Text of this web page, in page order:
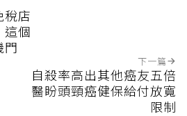
稅店
這個
門
下一篇
自殺率高出其他癌友五倍
醫盼頭頸癌健保給付放寬
限制